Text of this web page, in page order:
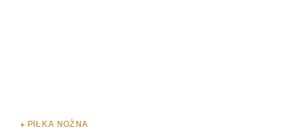
PIŁKA NOŻNA